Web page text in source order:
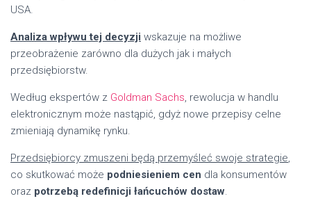
USA.
Analiza wpływu tej decyzji wskazuje na możliwe
przeobrażenie zarówno dla dużych jak i małych
przedsiębiorstw.
Według ekspertów z Goldman Sachs, rewolucja w handlu
elektronicznym może nastąpić, gdyż nowe przepisy celne
zmieniają dynamikę rynku.
Przedsiębiorcy zmuszeni będą przemyśleć swoje strategie,
co skutkować może podniesieniem cen dla konsumentów
oraz potrzebą redefinicji łańcuchów dostaw.